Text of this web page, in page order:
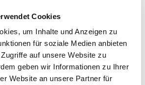
Cookies
um Inhalte und Anzeigen zu
für soziale Medien anbieten
auf unsere Website zu
geben wir Informationen zu Ihrer
Website an unsere Partner für